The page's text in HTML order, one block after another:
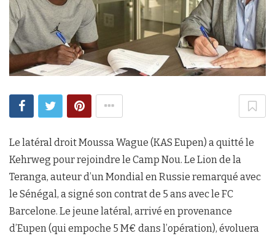
Le latéral droit Moussa Wague (KAS Eupen) a quitté le
Kehrweg pour rejoindre le Camp Nou. Le Lion de la
Teranga, auteur d’un Mondial en Russie remarqué avec
le Sénégal, a signé son contrat de 5 ans avec le FC
Barcelone. Le jeune latéral, arrivé en provenance
d’Eupen (qui empoche 5 M€ dans l’opération), évoluera